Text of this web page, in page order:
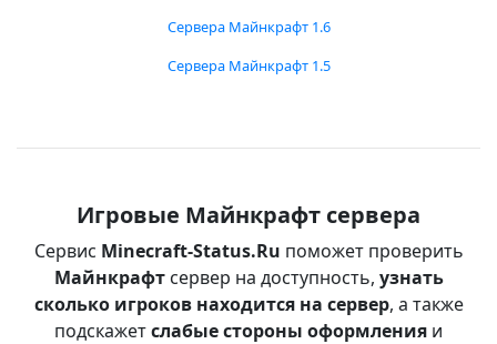
Сервера Майнкрафт 1.6
Сервера Майнкрафт 1.5
Игровые Майнкрафт сервера
Сервис Minecraft-Status.Ru поможет проверить
Майнкрафтсервер на доступность, узнать
сколько игроков находится на сервер, а также
подскажетслабые стороны оформления и